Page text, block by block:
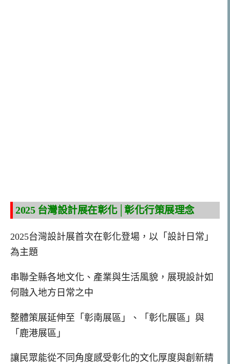
2025 台灣設計展在彰化│彰化行策展理念
2025台灣設計展首次在彰化登場，以「設計日常」
為主題
串聯全縣各地文化、產業與生活風貌，展現設計如
何融入地方日常之中
整體策展延伸至「彰南展區」、「彰化展區」與
「鹿港展區」
讓民眾能從不同角度感受彰化的文化厚度與創新精